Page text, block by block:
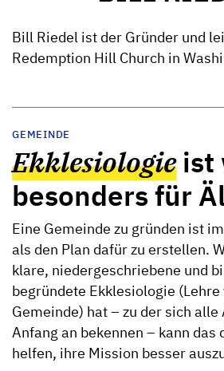
Bill Riedel ist der Gründer und
Redemption Hill Church in
GEMEINDE
Ekklesiologieist
besonders für
Eine Gemeinde zu gründen ist
als den Plan dafür zu erstellen.
klare, niedergeschriebene und
begründete Ekklesiologie (Lehre
Gemeinde) hat – zu der sich alle
Anfang an bekennen – kann das
helfen, ihre Mission besser